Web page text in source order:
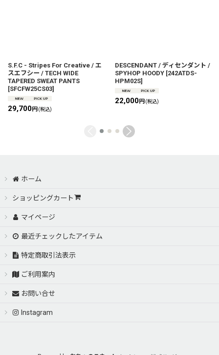
S.F.C - Stripes For Creative / エ
スエフシー / TECH WIDE
TAPERED SWEAT PANTS
[SFCFW25CS03]
29,700円(税込)
DESCENDANT / ディセンダント /
SPYHOP HOODY [242ATDS-
HPM02S]
22,000円(税込)
ホーム
ショッピングカート
マイページ
最近チェックしたアイテム
特定商取引法表示
ご利用案内
お問い合せ
Instagram